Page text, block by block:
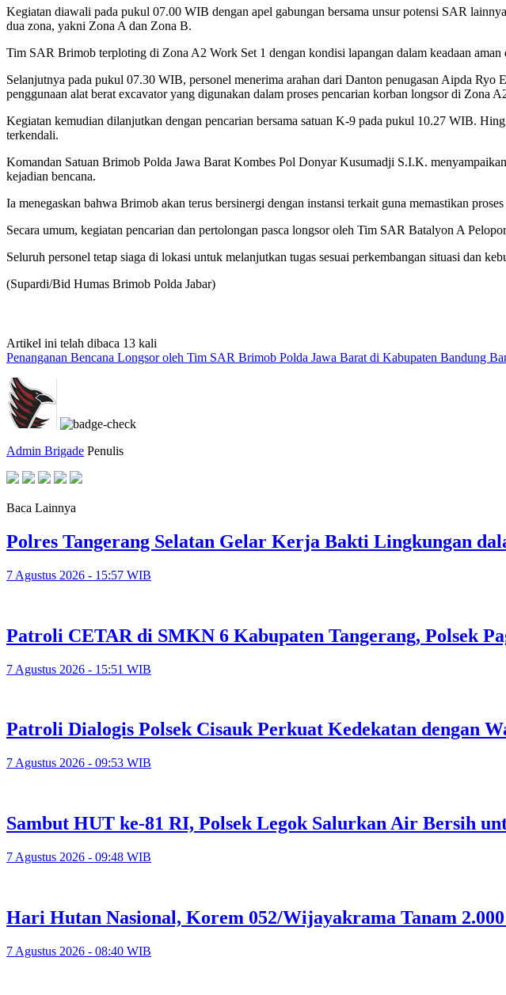
Kegiatan diawali pada pukul 07.00 WIB dengan apel gabungan bersama unsur potensi SAR
dua zona, yakni Zona A dan Zona B.
Tim SAR Brimob terploting di Zona A2 Work Set 1 dengan kondisi lapangan dalam keadaan aman
Selanjutnya pada pukul 07.30 WIB, personel menerima arahan dari Danton penugasan Aipda
penggunaan alat berat excavator yang digunakan dalam proses pencarian korban longsor di Zona
Kegiatan kemudian dilanjutkan dengan pencarian bersama satuan K-9 pada pukul 10.27 WIB.
terkendali.
Komandan Satuan Brimob Polda Jawa Barat Kombes Pol Donyar Kusumadji S.I.K.
kejadian bencana.
Ia menegaskan bahwa Brimob akan terus bersinergi dengan instansi terkait guna memastikan
Secara umum, kegiatan pencarian dan pertolongan pasca longsor oleh Tim SAR Batalyon A
Seluruh personel tetap siaga di lokasi untuk melanjutkan tugas sesuai perkembangan situasi dan
(Supardi/Bid Humas Brimob Polda Jabar)
Artikel ini telah dibaca 13 kali
Penanganan Bencana Longsor oleh Tim SAR Brimob Polda Jawa Barat di Kabupaten Bandung
Admin Brigade Penulis
Baca Lainnya
Polres Tangerang Selatan Gelar Kerja Bakti Lingkungan
7 Agustus 2026 - 15:57 WIB
Patroli CETAR di SMKN 6 Kabupaten Tangerang, Polsek
7 Agustus 2026 - 15:51 WIB
Patroli Dialogis Polsek Cisauk Perkuat Kedekatan dengan
7 Agustus 2026 - 09:53 WIB
Sambut HUT ke-81 RI, Polsek Legok Salurkan Air Bersih
7 Agustus 2026 - 09:48 WIB
Hari Hutan Nasional, Korem 052/Wijayakrama Tanam
7 Agustus 2026 - 08:40 WIB